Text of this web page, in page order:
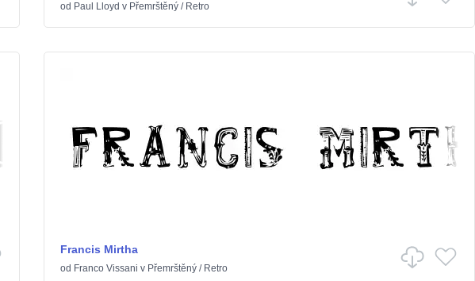
od Paul Lloyd v Přemrštěný/ Retro
Francis Mirtha
od Franco Vissani v Přemrštěný/ Retro